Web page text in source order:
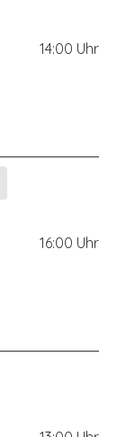
14:00 Uhr
16:00 Uhr